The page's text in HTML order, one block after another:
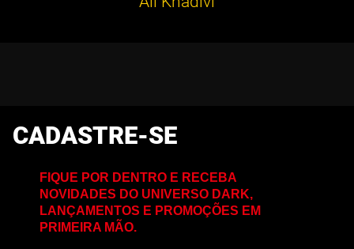
CADASTRE-SE
FIQUE POR DENTRO E RECEBA
NOVIDADES DO UNIVERSO DARK,
LANÇAMENTOS E PROMOÇÕES EM
PRIMEIRA MÃO.